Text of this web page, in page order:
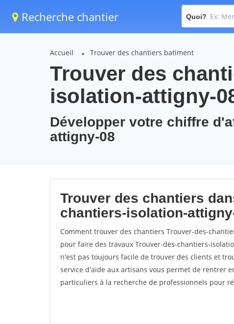
Recherche chantier Quoi?
Accueil Trouver des chantiers batiment
Trouver des
isolation-attigny-
Développer votre chiffre
attigny-08
Trouver des chantiers
chantiers-isolation-
Comment trouver des chantiers Trouver-des-
pour faire des travaux Trouver-des-chantiers-
n'est pas toujours facile de trouver des clients et
service d'aide aux artisans vous permet de rentrer
particuliers à la recherche de professionnels pour